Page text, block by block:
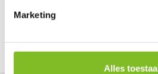
Marketing
Alles
Tags